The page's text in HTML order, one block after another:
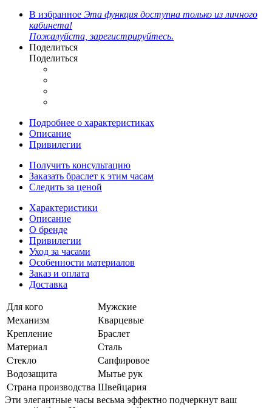
В избранное Эта функция доступна только из личного
кабинета!
Пожалуйста, зарегистрируйтесь.
Поделиться
Поделиться
Подробнее о характеристиках
Описание
Привилегии
Получить консультацию
Заказать браслет к этим часам
Следить за ценой
Характеристики
Описание
О бренде
Привилегии
Уход за часами
Особенности материалов
Заказ и оплата
Доставка
Для кого
Мужские
Механизм
Кварцевые
Крепление
Браслет
Материал
Сталь
Стекло
Сапфировое
Водозащита
Мытье рук
Страна производства Швейцария
Эти элегантные часы весьма эффектно подчеркнут ваш